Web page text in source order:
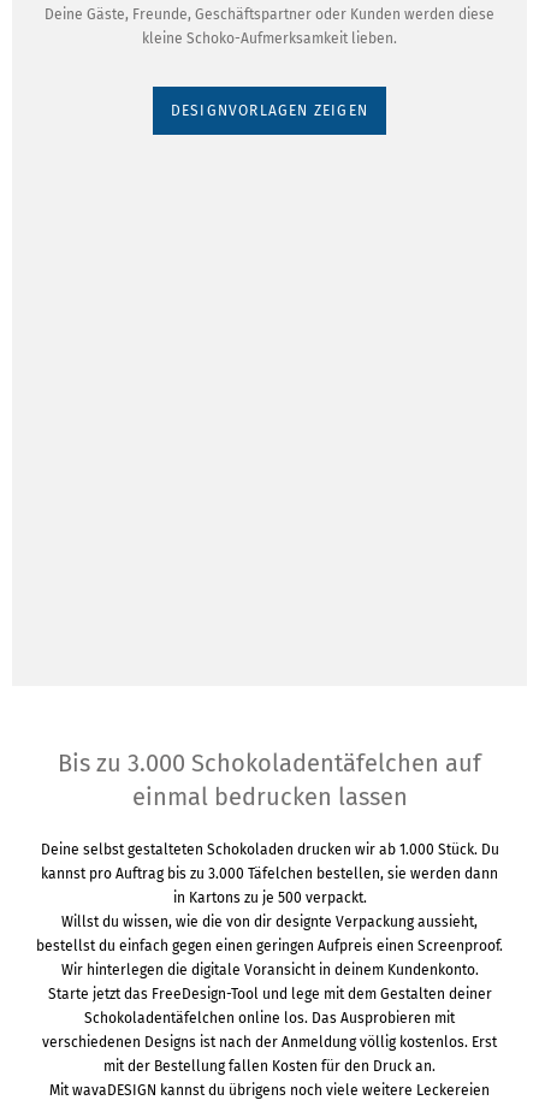
Deine Gäste, Freunde, Geschäftspartner oder Kunden werden diese
kleine Schoko-Aufmerksamkeit lieben.
DESIGNVORLAGEN ZEIGEN
Bis zu 3.000 Schokoladentäfelchen auf
einmal bedrucken lassen
Deine selbst gestalteten Schokoladen drucken wir ab 1.000 Stück. Du
kannst pro Auftrag bis zu 3.000 Täfelchen bestellen, sie werden dann
in Kartons zu je 500 verpackt.
Willst du wissen, wie die von dir designte Verpackung aussieht,
bestellst du einfach gegen einen geringen Aufpreis einen Screenproof.
Wir hinterlegen die digitale Voransicht in deinem Kundenkonto.
Starte jetzt das FreeDesign-Tool und lege mit dem Gestalten deiner
Schokoladentäfelchen online los. Das Ausprobieren mit
verschiedenen Designs ist nach der Anmeldung völlig kostenlos. Erst
mit der Bestellung fallen Kosten für den Druck an.
Mit wavaDESIGN kannst du übrigens noch viele weitere Leckereien